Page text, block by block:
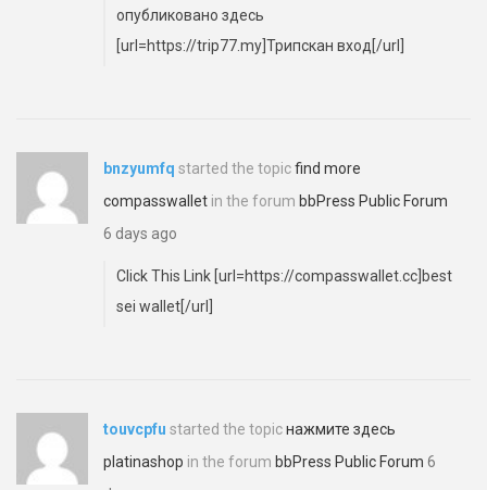
опубликовано здесь
[url=https://trip77.my]Трипскан вход[/url]
bnzyumfq started the topicfind more
compasswallet in the forum bbPress Public Forum
6 days ago
Click This Link [url=https://compasswallet.cc]best
sei wallet[/url]
touvcpfu started the topicнажмите здесь
platinashop in the forum bbPress Public Forum 6